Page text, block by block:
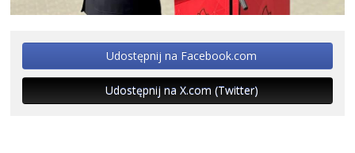
Udostępnij na Facebook.com
Udostępnij na X.com (Twitter)